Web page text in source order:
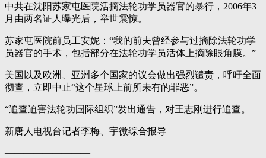
中共在沈阳苏家屯医院活摘法轮功学员器官的暴行，2006年3
月由两名证人曝光后，举世震惊。
苏家屯医院前员工安妮：“我的前夫曾经参与过摘除法轮功学
员器官的手术，包括部分在法轮功学员活体上摘除眼角膜。”
美国以及欧洲、亚洲多个国家的议会做出强烈谴责，呼吁全面
彻查，立即中止“这个星球上前所未有的罪恶”。
“追查迫害法轮功国际组织”发出通告，对王志刚进行追查。
新唐人电视台记者李梅、宇微综合报导
—————————